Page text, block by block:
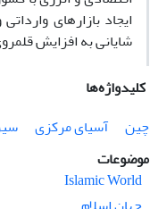
ایجاد بازارهای
شایانی به افزایش
کلیدواژه‌ها
چین
آسیای مرکزی
موضوعات
Islamic World